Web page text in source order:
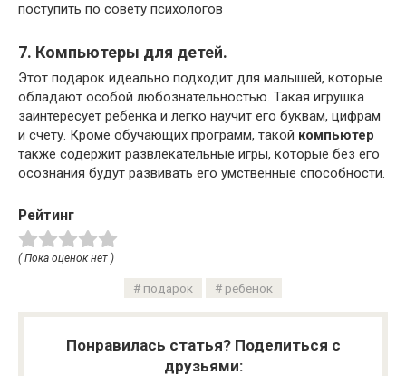
поступить по совету психологов
7. Компьютеры для детей.
Этот подарок идеально подходит для малышей, которые
обладают особой любознательностью. Такая игрушка
заинтересует ребенка и легко научит его буквам, цифрам
и счету. Кроме обучающих программ, такой компьютер
также содержит развлекательные игры, которые без его
осознания будут развивать его умственные способности.
Рейтинг
( Пока оценок нет )
подарок ребенок
Понравилась статья? Поделиться с
друзьями: